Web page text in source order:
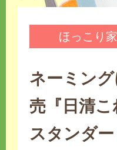
ほっこり
ネーミン
売『日清
スタンダ